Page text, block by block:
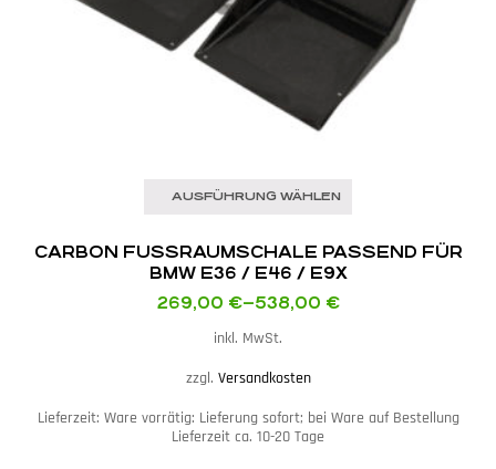
AUSFÜHRUNG WÄHLEN
CARBON FUSSRAUMSCHALE PASSEND FÜR
BMW E36 / E46 / E9X
269,00 €–538,00 €
inkl. MwSt.
zzgl. Versandkosten
Lieferzeit: Ware vorrätig: Lieferung sofort; bei Ware auf Bestellung
Lieferzeit ca. 10-20 Tage